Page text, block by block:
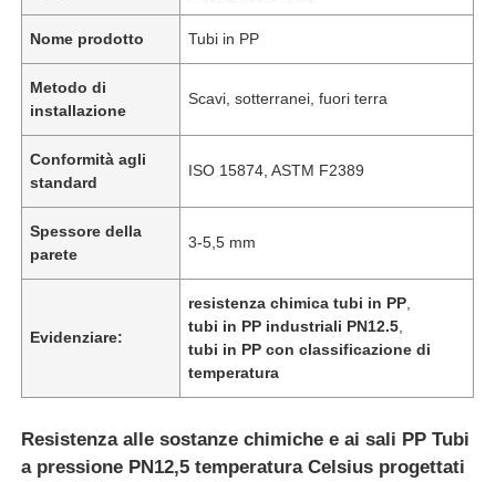
Nome prodotto Tubi in PP
Metodo di
installazione
Scavi, sotterranei, fuori terra
Conformità agli
standard
ISO 15874, ASTM F2389
Spessore della
parete
3-5,5 mm
Evidenziare:
resistenza chimica tubi in PP
tubi in PP industriali PN12.5
tubi in PP con classificazione di
temperatura
Resistenza alle sostanze chimiche e ai sali PP Tubi
a pressione PN12,5 temperatura Celsius progettati